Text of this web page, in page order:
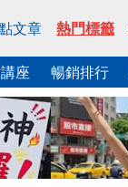
文章 熱門標籤
座 暢銷排行